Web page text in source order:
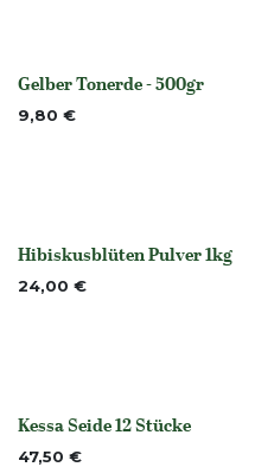
None
Gelber Tonerde - 500gr
9,80 €
Nicht vorrättig
Hibiskusblüten Pulver 1kg
24,00 €
None
Kessa Seide 12 Stücke
47,50 €